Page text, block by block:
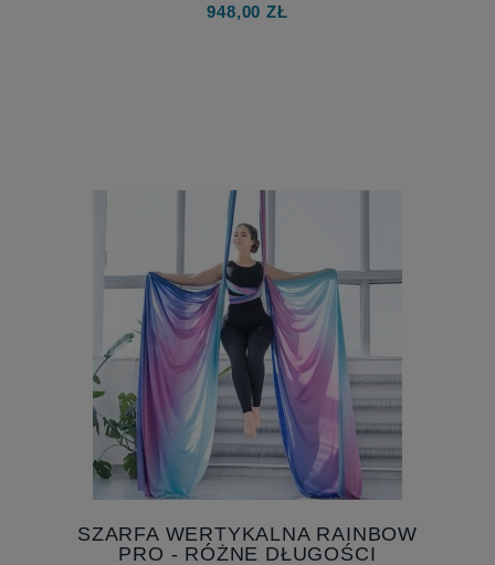
948,00 ZŁ
SZARFA WERTYKALNA RAINBOW
PRO - RÓŻNE DŁUGOŚCI